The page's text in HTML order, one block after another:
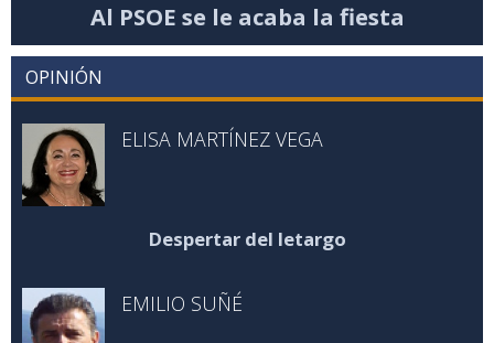
Al PSOE se le acaba la fiesta
OPINIÓN
ELISA MARTÍNEZ VEGA
Despertar del letargo
EMILIO SUÑÉ